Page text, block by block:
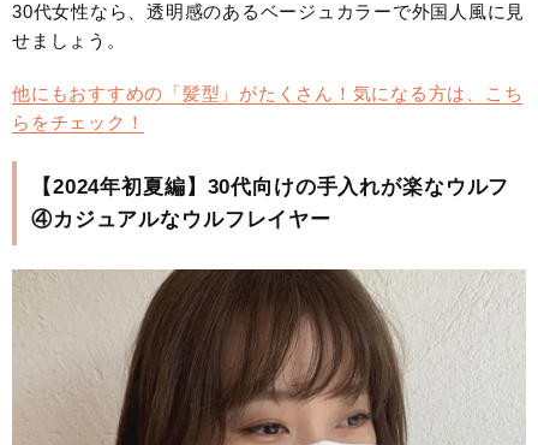
30代女性なら、透明感のあるベージュカラーで外国人風に見
せましょう。
他にもおすすめの「髪型」がたくさん！気になる方は、こち
らをチェック！
【2024年初夏編】30代向けの手入れが楽なウルフ
④カジュアルなウルフレイヤー